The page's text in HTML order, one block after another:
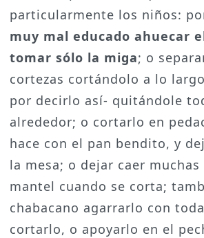
particularmente los niños:
muy mal educado ahuecar
tomar sólo la miga; o
cortezas cortándolo a lo
por decirlo así- quitándole
alrededor; o cortarlo en
hace con el pan bendito, y
la mesa; o dejar caer
mantel cuando se corta;
chabacano agarrarlo con
cortarlo, o apoyarlo en el